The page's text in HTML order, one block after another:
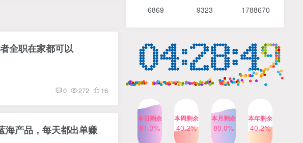
全职在家都可以
0 272 16
海产品，每天都出单赚
货，以混剪为主，不需要真
小红书笔记带货课，流量电
商新机会，抓住小红书的流
量红利(更新26年2月)
5个月前 419人已阅读
TOP4
公众号流量主之星座盘点赛
TOP5
AI商业编程智能体开发课：
掌握LangChain+LangGraph
TOP6
6869 9323 1788670
今日剩余
81.3%
本周剩余
40.2%
本月剩余
80.0%
本年剩余
40.2%